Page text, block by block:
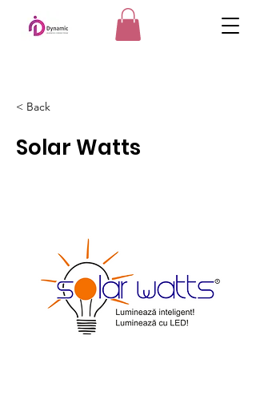
< Back
Solar Watts